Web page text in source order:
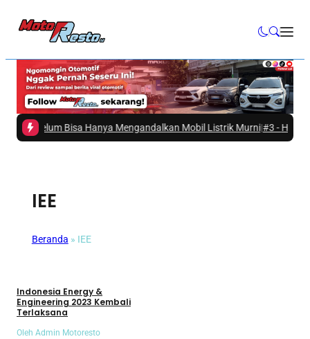
Belum Bisa Hanya Mengandalkan Mobil Listrik Murni|#3 -Hino Ajak
IEE
Beranda » IEE
Indonesia Energy &
Engineering 2023 Kembali
Terlaksana
Oleh Admin Motoresto